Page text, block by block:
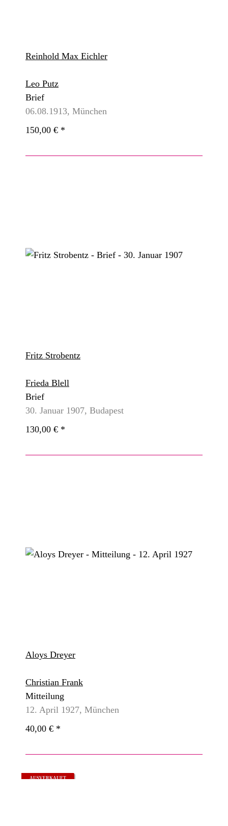
Reinhold Max Eichler
Leo Putz
Brief
06.08.1913, München
150,00 € *
Fritz Strobentz
Frieda Blell
Brief
30. Januar 1907, Budapest
130,00 € *
Aloys Dreyer
Christian Frank
Mitteilung
12. April 1927, München
40,00 € *
AUSVERKAUFT